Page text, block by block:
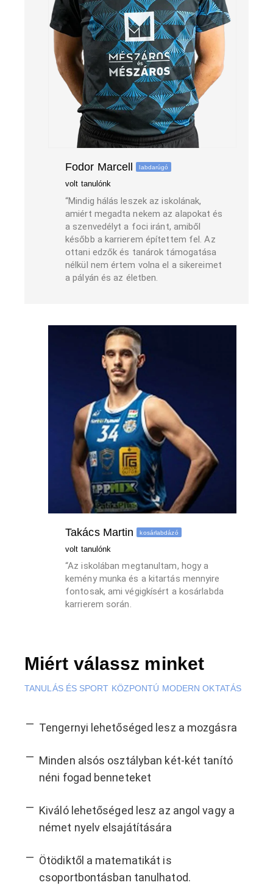
Fodor Marcell labdarúgó
volt tanulónk
“Mindig hálás leszek az iskolának,
amiért megadta nekem az alapokat és
a szenvedélyt a foci iránt, amiből
később a karrierem építettem fel. Az
ottani edzők és tanárok támogatása
nélkül nem értem volna el a sikereimet
a pályán és az életben.
Takács Martin​ kosárlabdázó
volt tanulónk
“Az iskolában megtanultam, hogy a
kemény munka és a kitartás mennyire
fontosak, ami végigkísért a kosárlabda
karrierem során.
Miért válassz minket
TANULÁS ÉS SPORT KÖZPONTÚ MODERN OKTATÁS
Tengernyi lehetőséged lesz a mozgásra
Minden alsós osztályban két-két tanító
néni fogad benneteket
Kiváló lehetőséged lesz az angol vagy a
német nyelv elsajátítására
Ötödiktől a matematikát is
csoportbontásban tanulhatod.